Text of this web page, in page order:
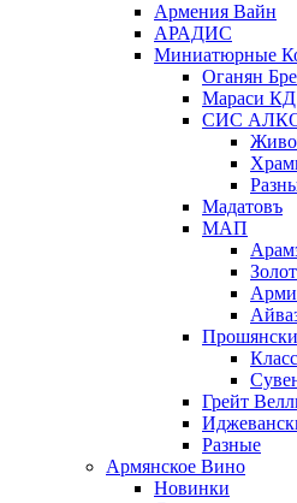
Армения Вайн
АРАДИС
Миниатюрные
Оганян
Мараси КД
СИС
Мадатовъ
МАП
Грейт
Разные
Армянское Вино
Новинки